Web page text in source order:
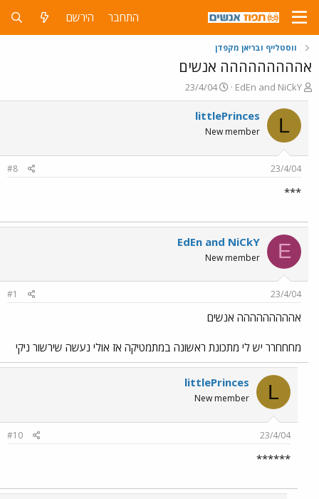
התחבר הירשם
ווסטלייף ובריאן מקפדן
אההההההההה אנשים
פ
ו
ת
ח
ה
ש
א
EdEn and NiCkY
פ
ו
ר
ם
23/4/04
L
littlePrinces
New member
23/4/04
#8
***
E
EdEn and NiCkY
New member
23/4/04
#1
אההההההההה אנשים
מחחחרר יש לי מתכונת ראשונה במתמטיקה אז אולי נעשה שירשור ניקי
L
littlePrinces
New member
23/4/04
#10
******